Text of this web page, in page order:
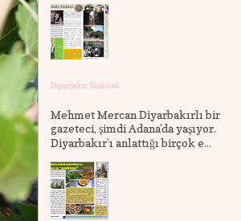
Diyarbakır Türküsü
Mehmet Mercan Diyarbakırlı bir
gazeteci, şimdi Adana’da yaşıyor.
Diyarbakır’ı anlattığı birçok e...